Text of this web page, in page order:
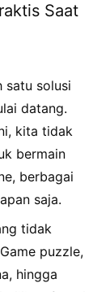
Saat
satu solusi
datang.
kita tidak
bermain
berbagai
saja.
tidak
puzzle,
hingga